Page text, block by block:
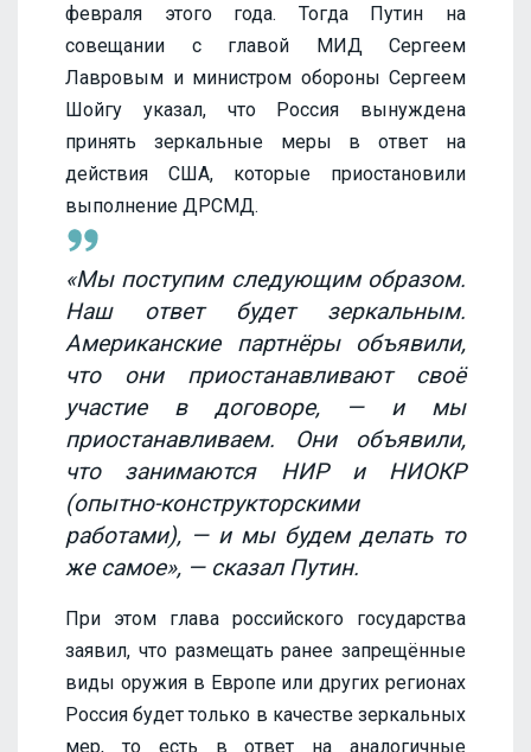
февраля этого года. Тогда Путин на
совещании с главой МИД Сергеем
Лавровым и министром обороны Сергеем
Шойгу указал, что Россия вынуждена
принять зеркальные меры в ответ на
действия США, которые приостановили
выполнение ДРСМД.
«Мы поступим следующим образом.
Наш ответ будет зеркальным.
Американские партнёры объявили,
что они приостанавливают своё
участие в договоре, — и мы
приостанавливаем. Они объявили,
что занимаются НИР и НИОКР
(опытно-конструкторскими
работами), — и мы будем делать то
же самое», — сказал Путин.
При этом глава российского государства
заявил, что размещать ранее запрещённые
виды оружия в Европе или других регионах
Россия будет только в качестве зеркальных
мер, то есть в ответ на аналогичные